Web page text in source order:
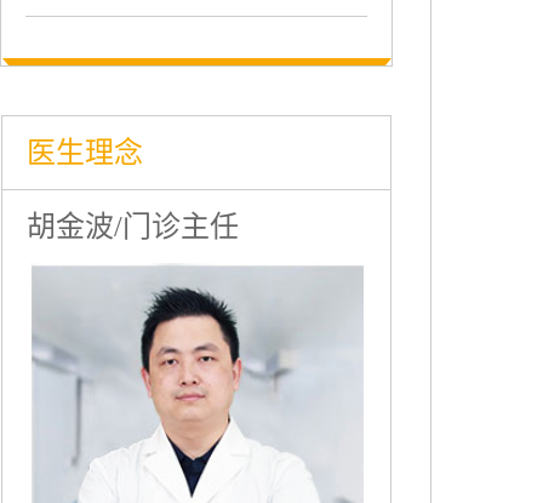
医生理念
胡金波/门诊主任